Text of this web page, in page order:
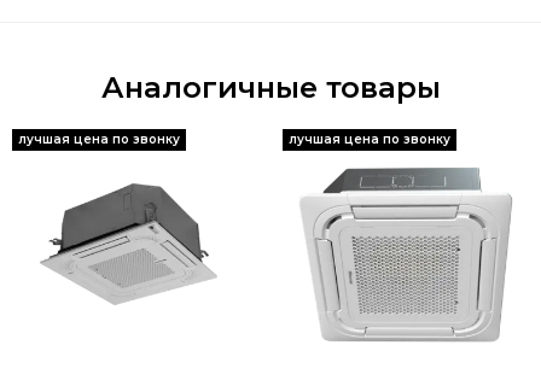
Аналогичные товары